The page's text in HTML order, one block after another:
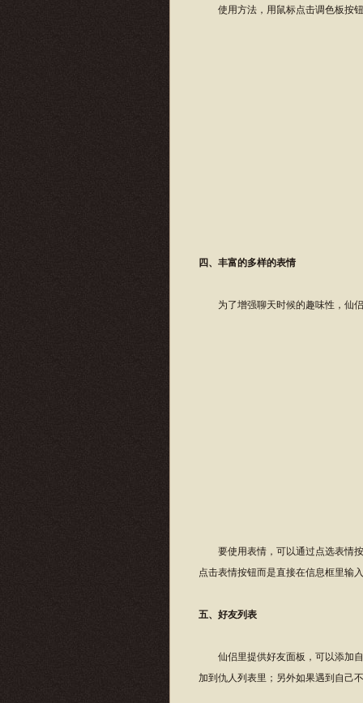
使用方法，用鼠标点击调色板按钮
四、丰富的多样的表情
为了增强聊天时候的趣味性，仙侣
要使用表情，可以通过点选表情按
点击表情按钮而是直接在信息框里输
五、好友列表
仙侣里提供好友面板，可以添加自
加到仇人列表里；另外如果遇到自己